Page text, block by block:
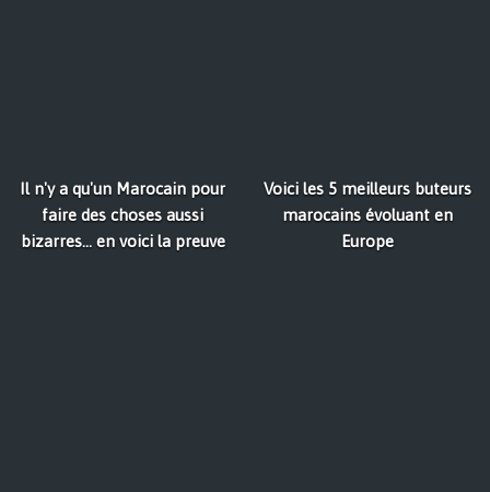
Il n'y a qu'un Marocain pour
faire des choses aussi
bizarres... en voici la preuve
Voici les 5 meilleurs buteurs
marocains évoluant en
Europe